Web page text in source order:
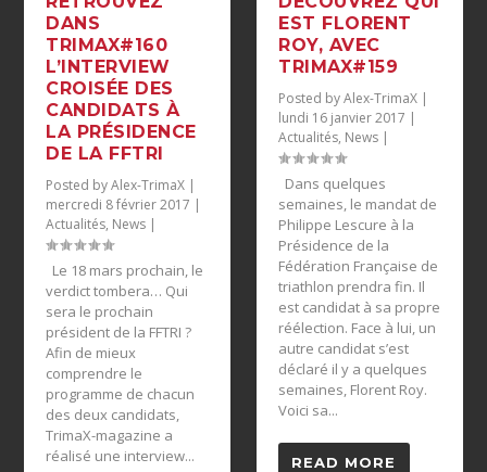
DANS
TRIMAX#160
L’INTERVIEW
CROISÉE DES
CANDIDATS À
LA PRÉSIDENCE
DE LA FFTRI
Posted byAlex-TrimaX |
mercredi 8 février 2017 |
Actualités, News |
Le 18 mars prochain, le
verdict tombera… Qui
sera le prochain
président de la FFTRI ?
Afin de mieux
comprendre le
programme de chacun
des deux candidats,
TrimaX-magazine a
réalisé une interview...
EST FLORENT
ROY, AVEC
TRIMAX#159
Posted byAlex-TrimaX |
lundi 16 janvier 2017 |
Actualités, News |
Dans quelques
semaines, le mandat de
Philippe Lescure à la
Présidence de la
Fédération Française de
triathlon prendra fin. Il
est candidat à sa propre
réélection. Face à lui, un
autre candidat s’est
déclaré il y a quelques
semaines, Florent Roy.
Voici sa...
READ MORE